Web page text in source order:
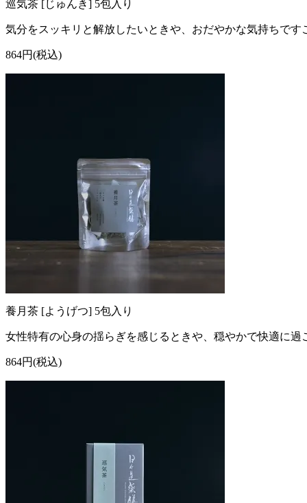
巡気茶 [じゅんき] 5包入り
気分をスッキリと解放したいときや、おだやかな気持ちです
864円(税込)
養月茶 [ようげつ] 5包入り
女性特有の心身の揺らぎを感じるときや、穏やかで快適に過
864円(税込)